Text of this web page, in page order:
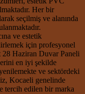
Her bir
seçilmiş ve alanında
ve estetik
için profesyonel
28 Haziran Duvar Paneli
en iyi şekilde
ve sektördeki
Kocaeli genelinde
tercih edilen bir marka